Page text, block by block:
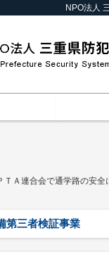
NPO法人
ＴＡ連合会で通学路の安全
第三者検証事業